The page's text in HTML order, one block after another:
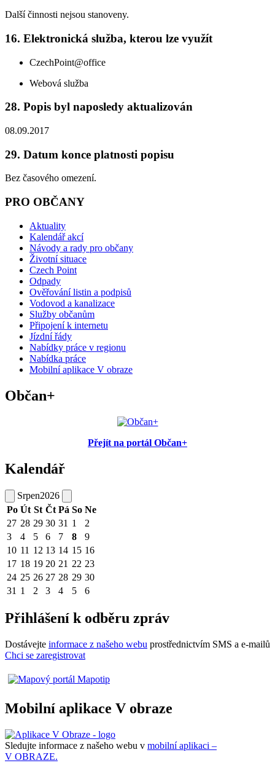
Další činnosti nejsou stanoveny.
16. Elektronická služba, kterou lze využít
CzechPoint@office
Webová služba
28. Popis byl naposledy aktualizován
08.09.2017
29. Datum konce platnosti popisu
Bez časového omezení.
PRO OBČANY
Aktuality
Kalendář akcí
Návody a rady pro občany
Životní situace
Czech Point
Odpady
Ověřování listin a podpisů
Vodovod a kanalizace
Služby občanům
Připojení k internetu
Jízdní řády
Nabídky práce v regionu
Nabídka práce
Mobilní aplikace V obraze
Občan+
Přejít na portál Občan+
Kalendář
Srpen2026
Po Út St Čt Pá So Ne
27 28 29 30 31 1
2
3
4 5 6 7 8
9
10 11 12 13 14 15 16
17 18 19 20 21 22 23
24 25 26 27 28 29 30
31 1 2 3 4 5 6
Přihlášení k odběru zpráv
Dostávejte informace z našeho webu prostřednictvím SMS a e-mailů
Chci se zaregistrovat
Mobilní aplikace V obraze
Sledujte informace z našeho webu v mobilní aplikaci –
V OBRAZE.